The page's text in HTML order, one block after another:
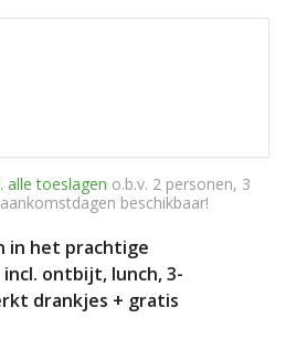
alle toeslagen o.b.v. 2 personen, 3
beschikbaar!
in het prachtige
ontbijt, lunch, 3-
drankjes + gratis